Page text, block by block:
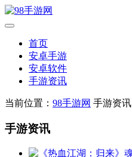
首页
安卓手游
安卓软件
手游资讯
当前位置： 98手游网 手游资讯
手游资讯